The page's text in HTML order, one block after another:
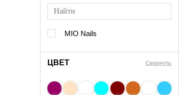
MIO Nails
ЦВЕТ Свернуть